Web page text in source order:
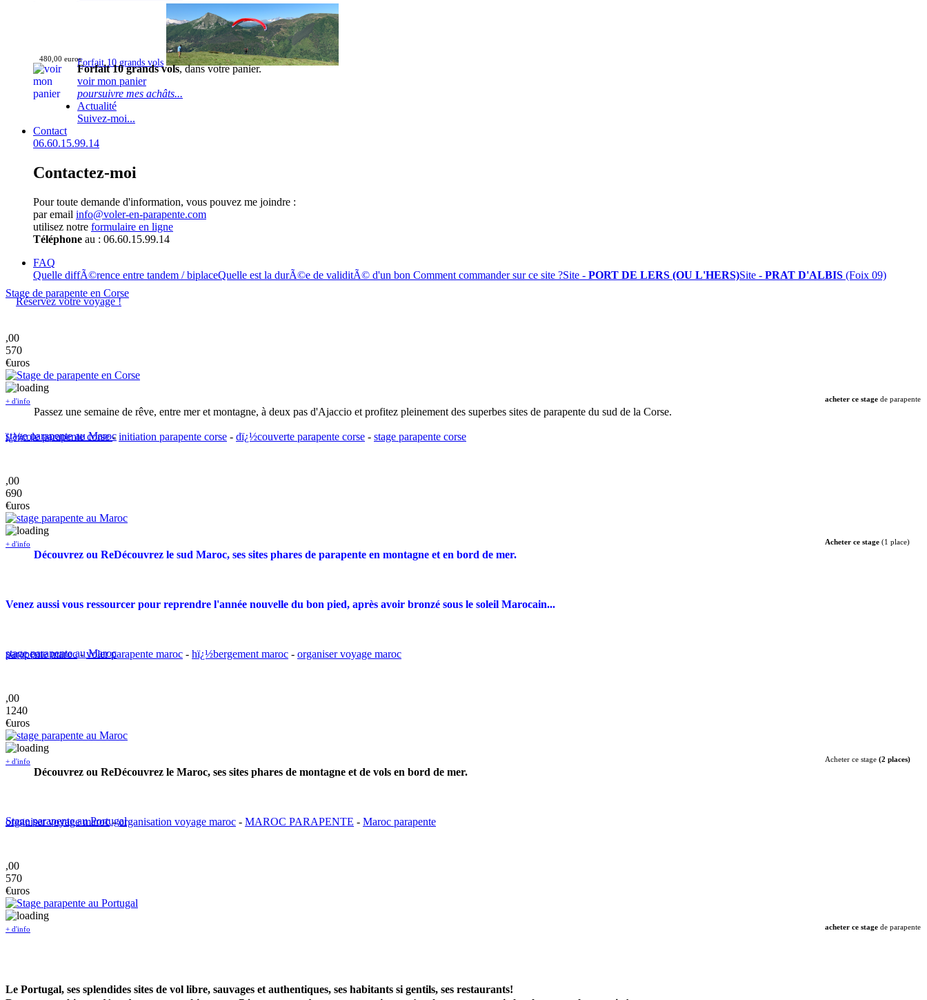
Forfait 10 grands vols
480,00 euros
Forfait 10 grands vols, dans votre panier.
voir mon panier
poursuivre mes achâts...
Actualité
Suivez-moi...
Contact
06.60.15.99.14
Contactez-moi
Pour toute demande d'information, vous pouvez me joindre :
par email info@voler-en-parapente.com
utilisez notre formulaire en ligne
Téléphone au : 06.60.15.99.14
FAQ
Quelle diffÃ©rence entre tandem / biplaceQuelle est la durÃ©e de validitÃ© d'un bon Comment commander sur ce site ?Site - PORT DE LERS (OU L'HERS)Site - PRAT D'ALBIS (Foix 09)
Réservez votre voyage !
Stage de parapente en Corse
,00
570
€uros
+ d'info acheter ce stage de parapente
Passez une semaine de rêve, entre mer et montagne, à deux pas d'Ajaccio et profitez pleinement des superbes sites de parapente du sud de la Corse.
ï¿½cole parapente corse-initiation parapente corse - dï¿½couverte parapente corse - stage parapente corse
stage parapente au Maroc
,00
690
€uros
+ d'info Acheter ce stage (1 place)
Découvrez ou ReDécouvrez le sud Maroc, ses sites phares de parapente en montagne et en bord de mer.
Venez aussi vous ressourcer pour reprendre l'année nouvelle du bon pied, après avoir bronzé sous le soleil Marocain...
parapente maroc-voler parapente maroc - hï¿½bergement maroc - organiser voyage maroc
stage parapente au Maroc
,00
1240
€uros
+ d'info Acheter ce stage (2 places)
Découvrez ou ReDécouvrez le Maroc, ses sites phares de montagne et de vols en bord de mer.
organiser voyage maroc-organisation voyage maroc - MAROC PARAPENTE - Maroc parapente
Stage parapente au Portugal
,00
570
€uros
+ d'info acheter ce stage de parapente
Le Portugal, ses splendides sites de vol libre, sauvages et authentiques, ses habitants si gentils, ses restaurants!